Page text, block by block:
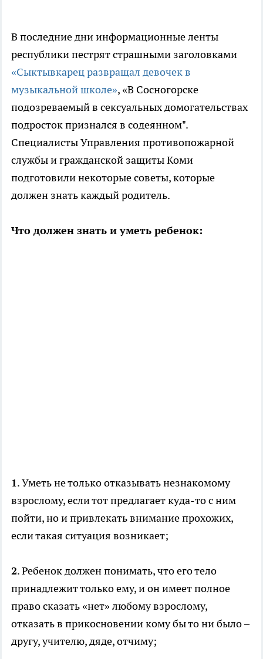
В последние дни информационные ленты
республики пестрят страшными заголовками
«Сыктывкарец развращал девочек в
музыкальной школе», «В Сосногорске
подозреваемый в сексуальных домогательствах
подросток признался в содеянном".
Специалисты Управления противопожарной
службы и гражданской защиты Коми
подготовили некоторые советы, которые
должен знать каждый родитель.
Что должен знать и уметь ребенок:
1. Уметь не только отказывать незнакомому
взрослому, если тот предлагает куда-то с ним
пойти, но и привлекать внимание прохожих,
если такая ситуация возникает;
2. Ребенок должен понимать, что его тело
принадлежит только ему, и он имеет полное
право сказать «нет» любому взрослому,
отказать в прикосновении кому бы то ни было –
другу, учителю, дяде, отчиму;